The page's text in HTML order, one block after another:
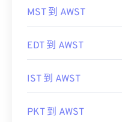
MST 到 AWST
EDT 到 AWST
IST 到 AWST
PKT 到 AWST